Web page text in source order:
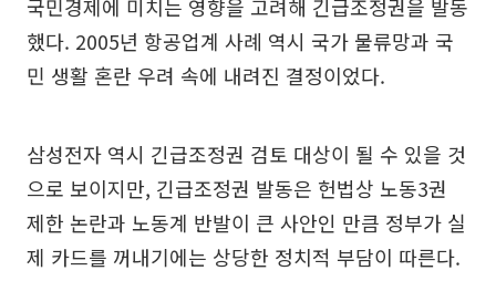
국민경제에 미치는 영향을 고려해 긴급조정권을 발동
했다. 2005년 항공업계 사례 역시 국가 물류망과 국
민 생활 혼란 우려 속에 내려진 결정이었다.
삼성전자 역시 긴급조정권 검토 대상이 될 수 있을 것
으로 보이지만, 긴급조정권 발동은 헌법상 노동3권
제한 논란과 노동계 반발이 큰 사안인 만큼 정부가 실
제 카드를 꺼내기에는 상당한 정치적 부담이 따른다.